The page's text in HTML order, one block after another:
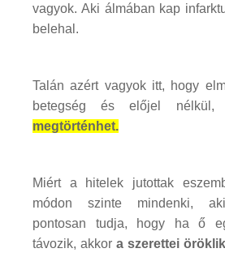
vagyok. Aki álmában kap
belehal.
Talán azért vagyok itt, hogy
betegség és előjel
megtörténhet.
Miért a hitelek jutottak
módon szinte mindenki,
pontosan tudja, hogy ha ő
távozik, akkor a szerettei